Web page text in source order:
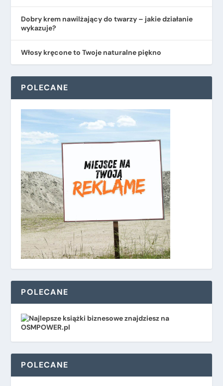
Dobry krem nawilżający do twarzy – jakie działanie
wykazuje?
Włosy kręcone to Twoje naturalne piękno
POLECANE
POLECANE
POLECANE